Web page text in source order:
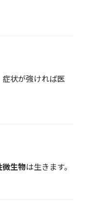
状が強ければ医
生物は生きます。